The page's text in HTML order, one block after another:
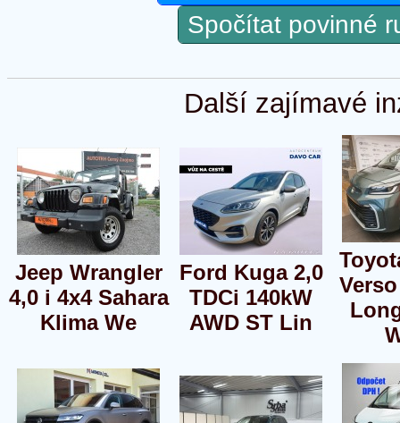
Spočítat povinné
Další zajímavé
Jeep Wrangler
4,0 i 4x4 Sahara
Klima We
Ford Kuga 2,0
TDCi 140kW
AWD ST Lin